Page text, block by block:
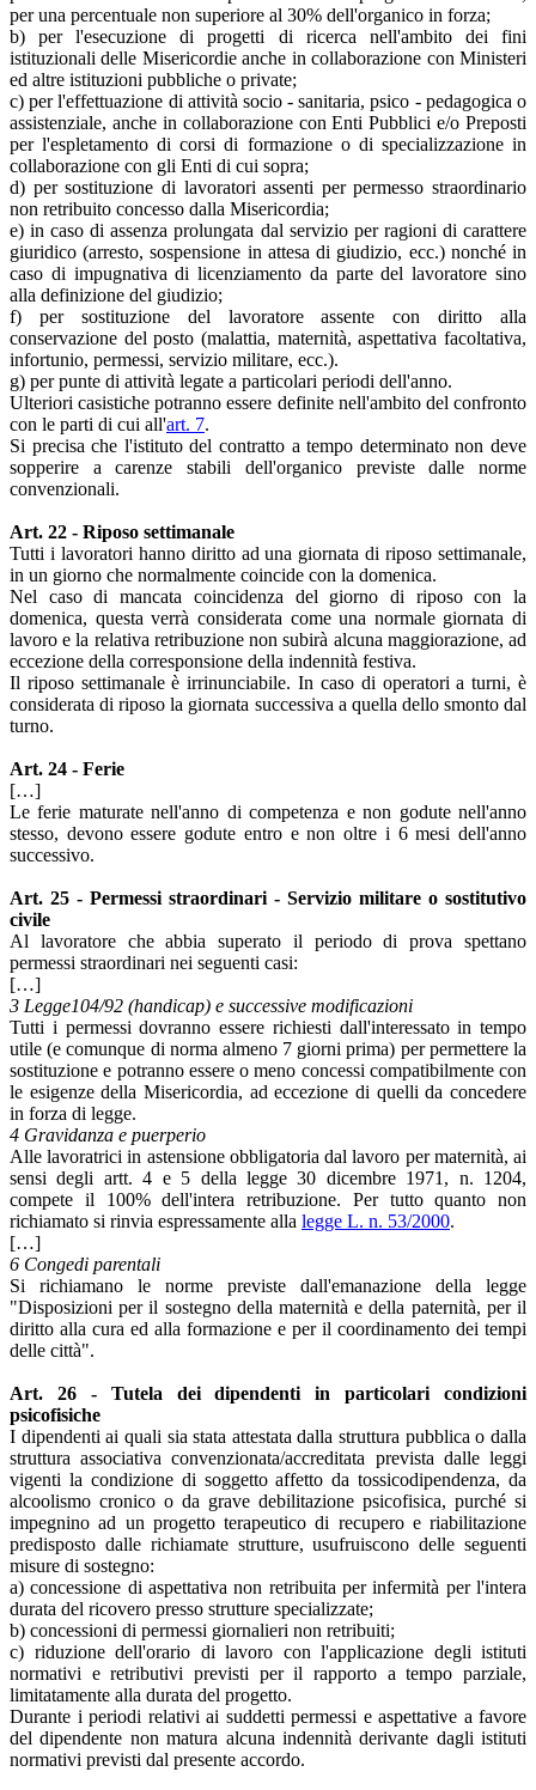
per una percentuale non superiore al 30% dell'organico in forza;
b) per l'esecuzione di progetti di ricerca nell'ambito dei fini
istituzionali delle Misericordie anche in collaborazione con Ministeri
ed altre istituzioni pubbliche o private;
c) per l'effettuazione di attività socio - sanitaria, psico - pedagogica o
assistenziale, anche in collaborazione con Enti Pubblici e/o Preposti
per l'espletamento di corsi di formazione o di specializzazione in
collaborazione con gli Enti di cui sopra;
d) per sostituzione di lavoratori assenti per permesso straordinario
non retribuito concesso dalla Misericordia;
e) in caso di assenza prolungata dal servizio per ragioni di carattere
giuridico (arresto, sospensione in attesa di giudizio, ecc.) nonché in
caso di impugnativa di licenziamento da parte del lavoratore sino
alla definizione del giudizio;
f) per sostituzione del lavoratore assente con diritto alla
conservazione del posto (malattia, maternità, aspettativa facoltativa,
infortunio, permessi, servizio militare, ecc.).
g) per punte di attività legate a particolari periodi dell'anno.
Ulteriori casistiche potranno essere definite nell'ambito del confronto
con le parti di cui all'art. 7.
Si precisa che l'istituto del contratto a tempo determinato non deve
sopperire a carenze stabili dell'organico previste dalle norme
convenzionali.
Art. 22 - Riposo settimanale
Tutti i lavoratori hanno diritto ad una giornata di riposo settimanale,
in un giorno che normalmente coincide con la domenica.
Nel caso di mancata coincidenza del giorno di riposo con la
domenica, questa verrà considerata come una normale giornata di
lavoro e la relativa retribuzione non subirà alcuna maggiorazione, ad
eccezione della corresponsione della indennità festiva.
Il riposo settimanale è irrinunciabile. In caso di operatori a turni, è
considerata di riposo la giornata successiva a quella dello smonto dal
turno.
Art. 24 - Ferie
[…]
Le ferie maturate nell'anno di competenza e non godute nell'anno
stesso, devono essere godute entro e non oltre i 6 mesi dell'anno
successivo.
Art. 25 - Permessi straordinari - Servizio militare o sostitutivo
civile
Al lavoratore che abbia superato il periodo di prova spettano
permessi straordinari nei seguenti casi:
[…]
3 Legge104/92 (handicap) e successive modificazioni
Tutti i permessi dovranno essere richiesti dall'interessato in tempo
utile (e comunque di norma almeno 7 giorni prima) per permettere la
sostituzione e potranno essere o meno concessi compatibilmente con
le esigenze della Misericordia, ad eccezione di quelli da concedere
in forza di legge.
4 Gravidanza e puerperio
Alle lavoratrici in astensione obbligatoria dal lavoro per maternità, ai
sensi degli artt. 4 e 5 della legge 30 dicembre 1971, n. 1204,
compete il 100% dell'intera retribuzione. Per tutto quanto non
richiamato si rinvia espressamente alla legge L. n. 53/2000.
[…]
6 Congedi parentali
Si richiamano le norme previste dall'emanazione della legge
"Disposizioni per il sostegno della maternità e della paternità, per il
diritto alla cura ed alla formazione e per il coordinamento dei tempi
delle città".
Art. 26 - Tutela dei dipendenti in particolari condizioni
psicofisiche
I dipendenti ai quali sia stata attestata dalla struttura pubblica o dalla
struttura associativa convenzionata/accreditata prevista dalle leggi
vigenti la condizione di soggetto affetto da tossicodipendenza, da
alcoolismo cronico o da grave debilitazione psicofisica, purché si
impegnino ad un progetto terapeutico di recupero e riabilitazione
predisposto dalle richiamate strutture, usufruiscono delle seguenti
misure di sostegno:
a) concessione di aspettativa non retribuita per infermità per l'intera
durata del ricovero presso strutture specializzate;
b) concessioni di permessi giornalieri non retribuiti;
c) riduzione dell'orario di lavoro con l'applicazione degli istituti
normativi e retributivi previsti per il rapporto a tempo parziale,
limitatamente alla durata del progetto.
Durante i periodi relativi ai suddetti permessi e aspettative a favore
del dipendente non matura alcuna indennità derivante dagli istituti
normativi previsti dal presente accordo.